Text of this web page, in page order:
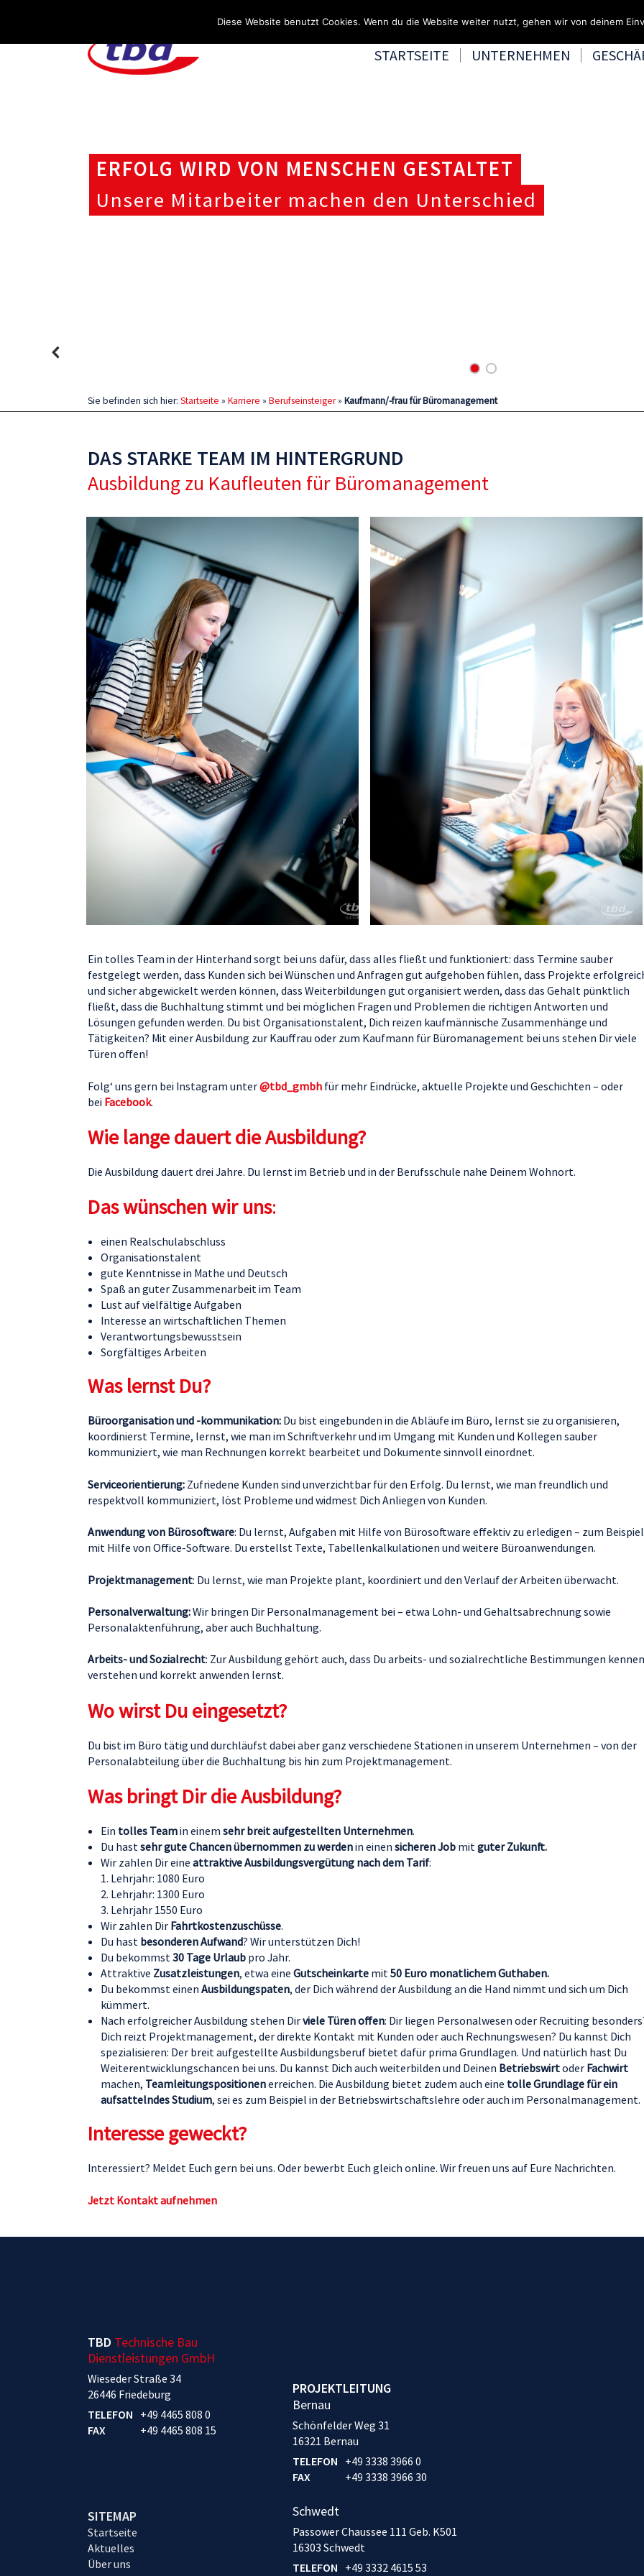
STARTSEITE UNTERNEHMEN
ERFOLG WIRD VON MENSCHEN GESTALTET
Unsere Mitarbeiter machen den Unterschied
Sie befinden sich hier: Startseite » Karriere » Berufseinsteiger» Kaufmann/-frau für Büromanagement
DAS STARKE TEAM IM HINTERGRUND
Ausbildung zu Kaufleuten für Büromanagement
Ein tolles Team in der Hinterhand sorgt bei uns dafür, dass alles fließt und funktioniert: dass Termine sauber
festgelegt werden, dass Kunden sich bei Wünschen und Anfragen gut aufgehoben fühlen, dass Projekte
und sicher abgewickelt werden können, dass Weiterbildungen gut organisiert werden, dass das Gehalt pünktlich
fließt, dass die Buchhaltung stimmt und bei möglichen Fragen und Problemen die richtigen Antworten und
Lösungen gefunden werden. Du bist Organisationstalent, Dich reizen kaufmännische Zusammenhänge und
Tätigkeiten? Mit einer Ausbildung zur Kauffrau oder zum Kaufmann für Büromanagement bei uns stehen Dir viele
Türen offen!
Folg‘ uns gern bei Instagram unter@tbd_gmbh für mehr Eindrücke, aktuelle Projekte und Geschichten – oder
bei Facebook.
Wie lange dauert die Ausbildung?
Die Ausbildung dauert drei Jahre. Du lernst im Betrieb und in der Berufsschule nahe Deinem Wohnort.
Das wünschen wir uns:
einen Realschulabschluss
Organisationstalent
gute Kenntnisse in Mathe und Deutsch
Spaß an guter Zusammenarbeit im Team
Lust auf vielfältige Aufgaben
Interesse an wirtschaftlichen Themen
Verantwortungsbewusstsein
Sorgfältiges Arbeiten
Was lernst Du?
Büroorganisation und -kommunikation: Du bist eingebunden in die Abläufe im Büro, lernst sie zu organisieren,
koordinierst Termine, lernst, wie man im Schriftverkehr und im Umgang mit Kunden und Kollegen sauber
kommuniziert, wie man Rechnungen korrekt bearbeitet und Dokumente sinnvoll einordnet.
Serviceorientierung: Zufriedene Kunden sind unverzichtbar für den Erfolg. Du lernst, wie man freundlich und
respektvoll kommuniziert, löst Probleme und widmest Dich Anliegen von Kunden.
Anwendung von Bürosoftware: Du lernst, Aufgaben mit Hilfe von Bürosoftware effektiv zu erledigen – zum Beispiel
mit Hilfe von Office-Software. Du erstellst Texte, Tabellenkalkulationen und weitere Büroanwendungen.
Projektmanagement: Du lernst, wie man Projekte plant, koordiniert und den Verlauf der Arbeiten überwacht.
Personalverwaltung:Wir bringen Dir Personalmanagement bei – etwa Lohn- und Gehaltsabrechnung sowie
Personalaktenführung, aber auch Buchhaltung.
Arbeits- und Sozialrecht: Zur Ausbildung gehört auch, dass Du arbeits- und sozialrechtliche Bestimmungen
verstehen und korrekt anwenden lernst.
Wo wirst Du eingesetzt?
Du bist im Büro tätig und durchläufst dabei aber ganz verschiedene Stationen in unserem Unternehmen – von der
Personalabteilung über die Buchhaltung bis hin zum Projektmanagement.
Was bringt Dir die Ausbildung?
Ein tolles Teamin einem sehr breit aufgestellten Unternehmen.
Du hastsehr gute Chancen übernommen zu werdenin einen sicheren Job mitguter Zukunft.
Wir zahlen Dir eine attraktive Ausbildungsvergütung nach dem Tarif:
1. Lehrjahr: 1080 Euro
2. Lehrjahr: 1300 Euro
3. Lehrjahr 1550 Euro
Wir zahlen Dir Fahrtkostenzuschüsse.
Du hast besonderen Aufwand? Wir unterstützen Dich!
Du bekommst30 Tage Urlaub pro Jahr.
Attraktive Zusatzleistungen, etwa eine Gutscheinkarte mit50 Euro monatlichem Guthaben.
Du bekommst einen Ausbildungspaten, der Dich während der Ausbildung an die Hand nimmt und sich um Dich
kümmert.
Nach erfolgreicher Ausbildung stehen Dirviele Türen offen: Dir liegen Personalwesen oder Recruiting
Dich reizt Projektmanagement, der direkte Kontakt mit Kunden oder auch Rechnungswesen? Du kannst Dich
spezialisieren: Der breit aufgestellte Ausbildungsberuf bietet dafür prima Grundlagen. Und natürlich hast Du
Weiterentwicklungschancen bei uns. Du kannst Dich auch weiterbilden und Deinen Betriebswirtoder Fachwirt
machen, Teamleitungspositionenerreichen. Die Ausbildung bietet zudem auch eine tolle Grundlage für ein
aufsattelndes Studium, sei es zum Beispiel in der Betriebswirtschaftslehre oder auch im Personalmanagement.
Interesse geweckt?
Interessiert? Meldet Euch gern bei uns. Oder bewerbt Euch gleich online. Wir freuen uns auf Eure Nachrichten.
Jetzt Kontakt aufnehmen
TBD Technische Bau
Dienstleistungen GmbH
Wieseder Straße 34
26446 Friedeburg
TELEFON +49 4465 808 0
FAX
+49 4465 808 15
SITEMAP
Startseite
Aktuelles
Über uns
PROJEKTLEITUNG
Bernau
Schönfelder Weg 31
16321 Bernau
TELEFON +49 3338 3966 0
FAX
+49 3338 3966 30
Schwedt
Passower Chaussee 111 Geb. K501
16303 Schwedt
TELEFON +49 3332 4615 53
Diese Website benutzt Cookies. Wenn du die Website weiter nutzt, gehen wir von deinem